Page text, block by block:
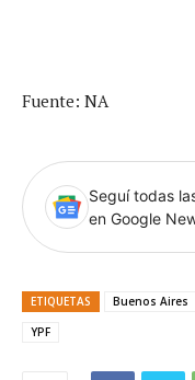
Fuente: NA
Seguí todas
en Google
ETIQUETAS Buenos Aires
YPF